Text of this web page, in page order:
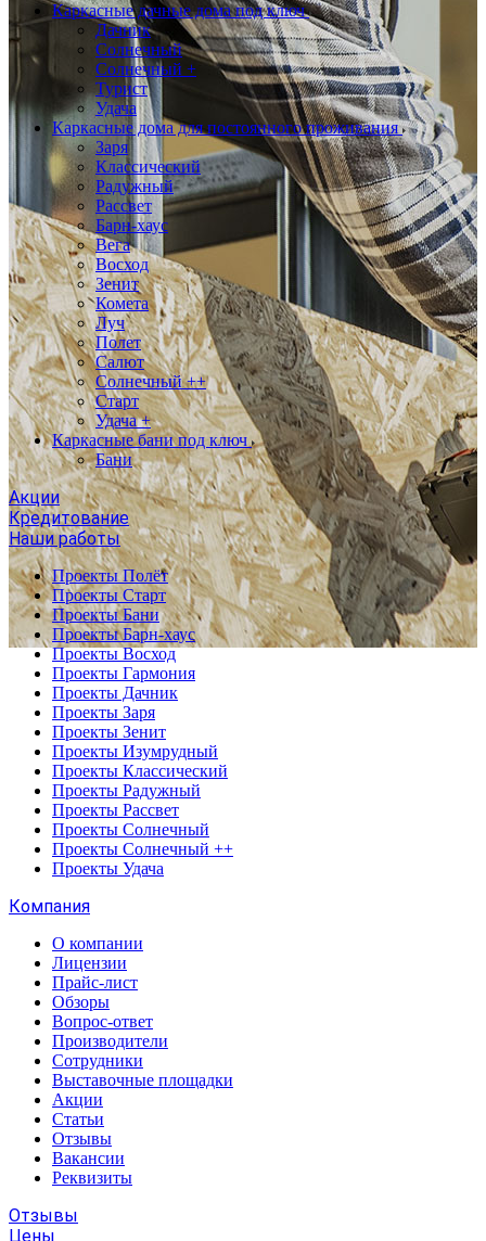
Каркасные дачные дома под ключ
Дачник
Солнечный
Солнечный +
Турист
Удача
Каркасные дома для постоянного проживания
Заря
Классический
Радужный
Рассвет
Барн-хаус
Вега
Восход
Зенит
Комета
Луч
Полет
Салют
Солнечный ++
Старт
Удача +
Каркасные бани под ключ
Бани
Акции
Кредитование
Наши работы
Проекты Полёт
Проекты Старт
Проекты Бани
Проекты Барн-хаус
Проекты Восход
Проекты Гармония
Проекты Дачник
Проекты Заря
Проекты Зенит
Проекты Изумрудный
Проекты Классический
Проекты Радужный
Проекты Рассвет
Проекты Солнечный
Проекты Солнечный ++
Проекты Удача
Компания
О компании
Лицензии
Прайс-лист
Обзоры
Вопрос-ответ
Производители
Сотрудники
Выставочные площадки
Акции
Статьи
Отзывы
Вакансии
Реквизиты
Отзывы
Цены